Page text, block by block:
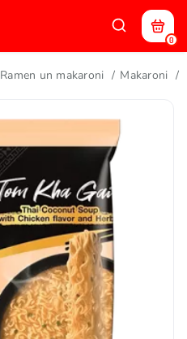
0
Ramen un makaroni Makaroni